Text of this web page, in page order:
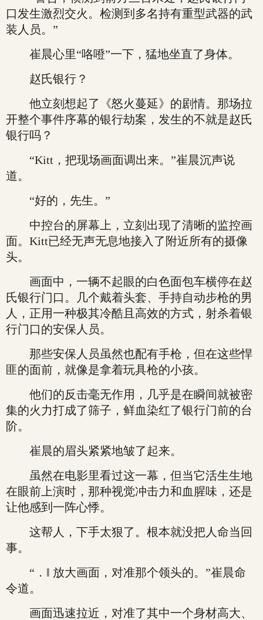
口发生激烈交火。检测到多名持有重型武器的武
装人员。”
崔晨心里“咯噔”一下，猛地坐直了身体。
赵氏银行？
他立刻想起了《怒火蔓延》的剧情。那场拉
开整个事件序幕的银行劫案，发生的不就是赵氏
银行吗？
“Kitt，把现场画面调出来。”崔晨沉声说
道。
“好的，先生。”
中控台的屏幕上，立刻出现了清晰的监控画
面。Kitt已经无声无息地接入了附近所有的摄像
头。
画面中，一辆不起眼的白色面包车横停在赵
氏银行门口。几个戴着头套、手持自动步枪的男
人，正用一种极其冷酷且高效的方式，射杀着银
行门口的安保人员。
那些安保人员虽然也配有手枪，但在这些悍
匪的面前，就像是拿着玩具枪的小孩。
他们的反击毫无作用，几乎是在瞬间就被密
集的火力打成了筛子，鲜血染红了银行门前的台
阶。
崔晨的眉头紧紧地皱了起来。
虽然在电影里看过这一幕，但当它活生生地
在眼前上演时，那种视觉冲击力和血腥味，还是
让他感到一阵心悸。
这帮人，下手太狠了。根本就没把人命当回
事。
“．‖ 放大画面，对准那个领头的。”崔晨命
令道。
画面迅速拉近，对准了其中一个身材高大、